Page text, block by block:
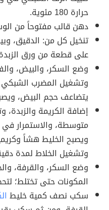
حرارة 180 مئوية.
دهن قالب مفتوحاً من
تنخيل كل من: الدقيق،
على قطعة من ورق
وضع السكر، والبيض،
وتشغيل المضرب
يتضاعف حجم البيض،
إضافة الكريمة
متوسطة، والاستمرار
ويصبح الخليط هشاً
وتشغيل الخلاط لمدة
وضع السكر، والقرفة،
المكونات حتى تختلط؛
سكب نصف كمية خليط